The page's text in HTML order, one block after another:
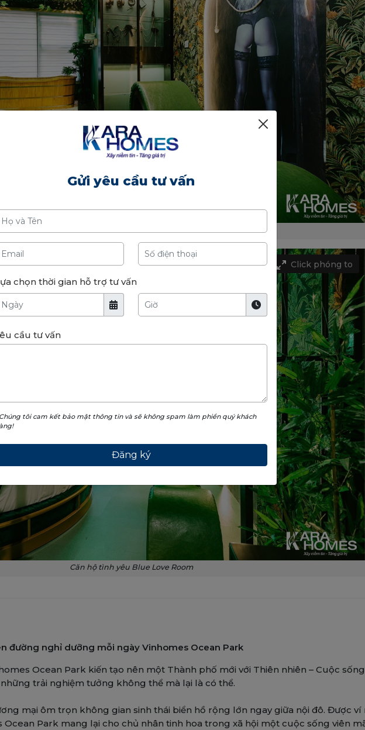
Click phóng to
Căn hộ tình yêu Blue Love Room
đường nghỉ dưỡng mỗi ngày Vinhomes Ocean Park
Ocean Park kiến tạo nên một Thành phố mới với Thiên nhiên – Cuộc
trải nghiệm tưởng không thể mà lại là có thể.
mại ôm trọn không gian sinh thái biển hồ rộng lớn ngay giữa nội đô. Được
Park mang lại cho chủ nhân tinh hoa trong xã hội một cuộc sống viên
Gửi yêu cầu tư vấn
chọn thời gian hỗ trợ tư vấn
cầu tư vấn
tôi cam kết bảo mật thông tin và sẽ không spam làm phiền quý khách